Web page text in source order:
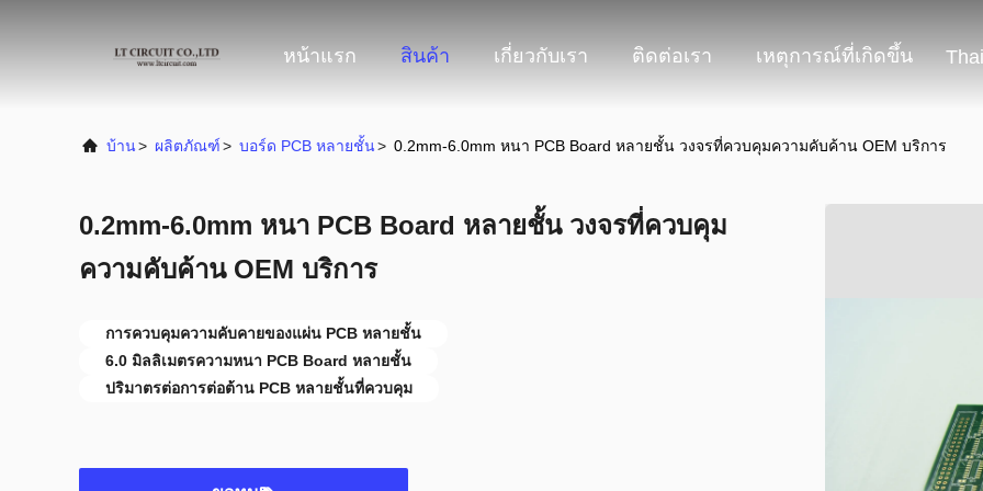
หน้าแรก สินค้า เกี่ยวกับเรา ติดต่อเรา เหตุการณ์ที่เกิดขึ้น Thai
บ้าน> ผลิตภัณฑ์> บอร์ด PCB หลายชั้น> 0.2mm-6.0mm หนา PCB Board หลายชั้น วงจรที่ควบคุมความคับค้าน OEM บริการ
0.2mm-6.0mm หนา PCB Board หลายชั้น วงจรที่ควบคุม
ความคับค้าน OEM บริการ
การควบคุมความคับคายของแผ่น PCB หลายชั้น
6.0 มิลลิเมตรความหนา PCB Board หลายชั้น
ปริมาตรต่อการต่อต้าน PCB หลายชั้นที่ควบคุม